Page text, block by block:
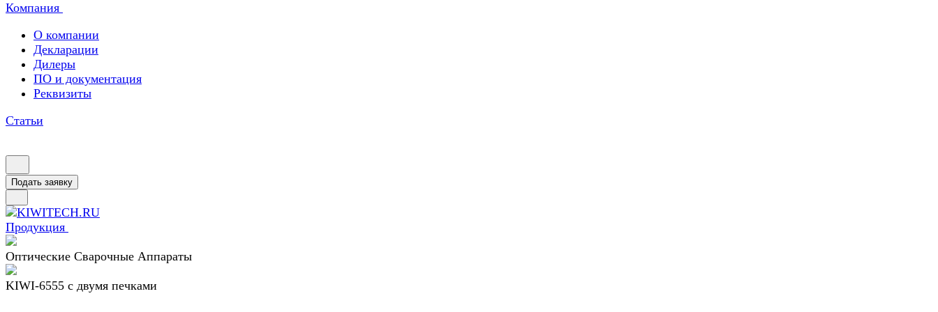
Компания
О компании
Декларации
Дилеры
ПО и документация
Реквизиты
Статьи
Подать заявку
Продукция
Оптические Сварочные Аппараты
KIWI-6555 c двумя печками